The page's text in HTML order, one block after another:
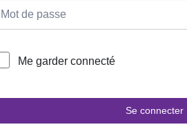
Me garder connecté
Se connecter